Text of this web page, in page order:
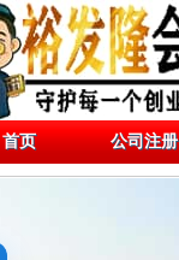
首页 公司注册